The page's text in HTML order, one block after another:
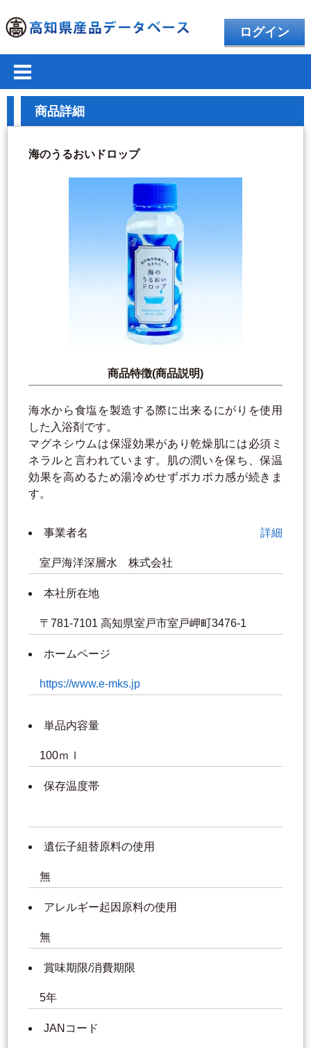
ログイン
商品詳細
海のうるおいドロップ
商品特徴(商品説明)
海水から食塩を製造する際に出来るにがりを使用
した入浴剤です。
マグネシウムは保湿効果があり乾燥肌には必須ミ
ネラルと言われています。肌の潤いを保ち、保温
効果を高めるため湯冷めせずポカポカ感が続きま
す。
事業者名 詳細
室戸海洋深層水 株式会社
本社所在地
〒781-7101 高知県室戸市室戸岬町3476-1
ホームページ
https://www.e-mks.jp
単品内容量
100ｍｌ
保存温度帯
遺伝子組替原料の使用
無
アレルギー起因原料の使用
無
賞味期限/消費期限
5年
JANコード